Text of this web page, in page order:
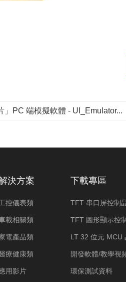
」PC 端模擬軟體 - UI_Emulator...
決方案
控儀表類
載相關類
電產品類
療健康類
應用影片
下載專區
TFT 串口屏控制
TFT 圖形顯示控
LT 32 位元 MCU
開發軟體/教學視
環保測試資料